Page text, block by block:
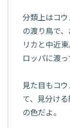
分類上はコ
の渡り鳥で
リカと中近
ロッパに渡っ
見た目もコ
て、見分け
の色だよ。